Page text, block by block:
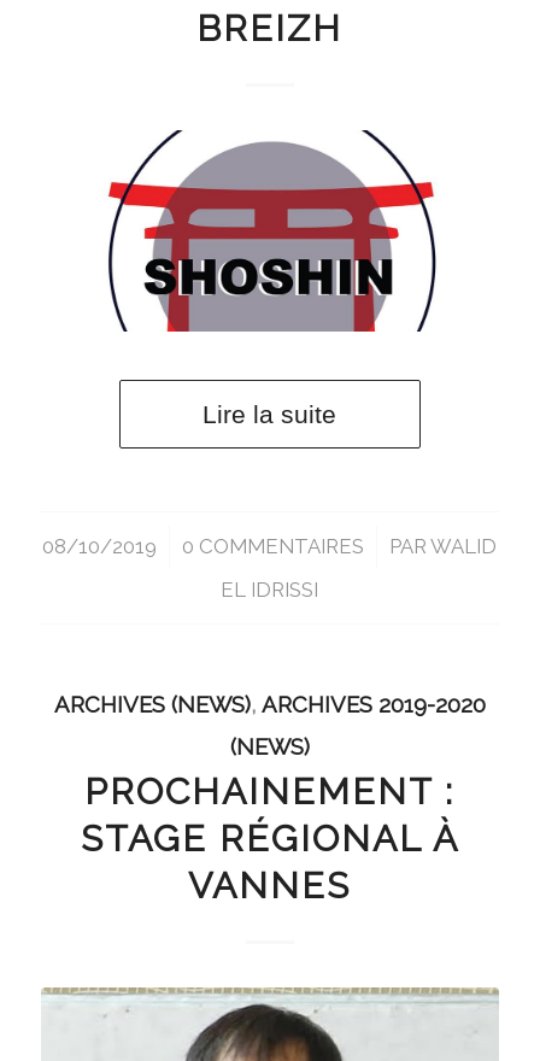
BREIZH
Lire la suite
08/10/2019
/ 0 COMMENTAIRES
/ PARWALID
EL IDRISSI
ARCHIVES (NEWS), ARCHIVES 2019-2020
(NEWS)
PROCHAINEMENT :
STAGE RÉGIONAL À
VANNES